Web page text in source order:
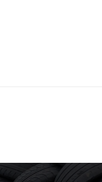
ΚΟΥΠΕΣ